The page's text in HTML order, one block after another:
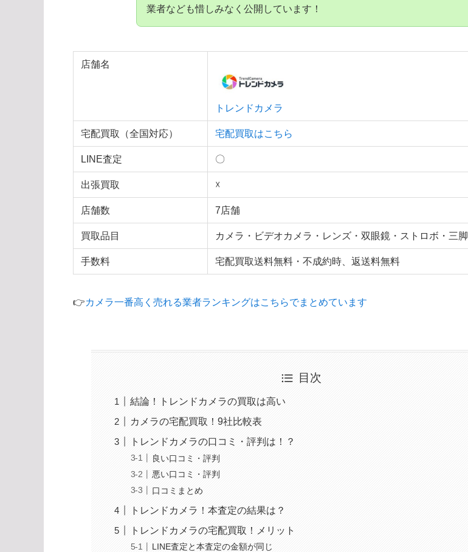
業者なども惜しみなく公開しています！
店舗名
トレンドカメラ
宅配買取（全国対応） 宅配買取はこちら
LINE査定 〇
出張買取 ☓
店舗数 7店舗
買取品目 カメラ・ビデオカメラ・レンズ・双眼鏡・ストロボ・三脚
手数料 宅配買取送料無料・不成約時、返送料無料
👉カメラ一番高く売れる業者ランキングはこちらでまとめています
目次
結論！トレンドカメラの買取は高い
カメラの宅配買取！9社比較表
トレンドカメラの口コミ・評判は！？
良い口コミ・評判
悪い口コミ・評判
口コミまとめ
トレンドカメラ！本査定の結果は？
トレンドカメラの宅配買取！メリット
LINE査定と本査定の金額が同じ